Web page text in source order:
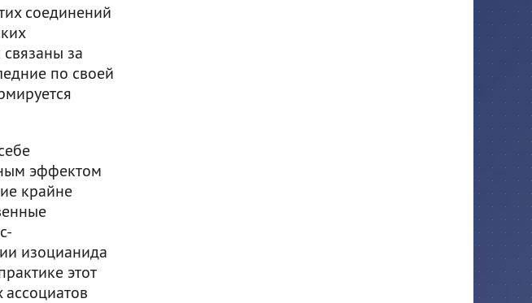
соединений
за
по своей
эффектом
крайне
изоцианида
этот
ассоциатов